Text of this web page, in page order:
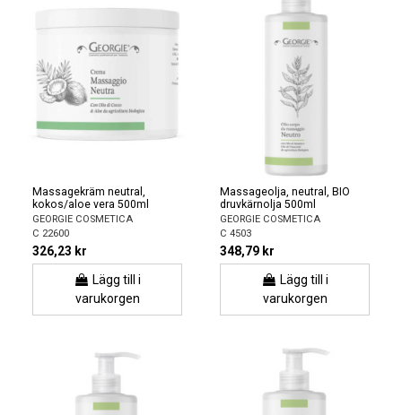
Massagekräm neutral,
kokos/aloe vera 500ml
GEORGIE COSMETICA
C 22600
326,23 kr
Lägg till i
varukorgen
Massageolja, neutral, BIO
druvkärnolja 500ml
GEORGIE COSMETICA
C 4503
348,79 kr
Lägg till i
varukorgen